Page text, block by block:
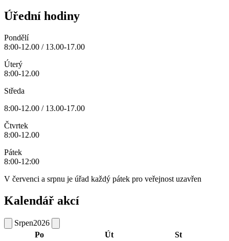
Úřední hodiny
Pondělí
8:00-12.00 / 13.00-17.00
Úterý
8:00-12.00
Středa
8:00-12.00 / 13.00-17.00
Čtvrtek
8:00-12.00
Pátek
8:00-12:00
V červenci a srpnu je úřad každý pátek pro veřejnost uzavřen
Kalendář akcí
Srpen2026
Po
Út
St